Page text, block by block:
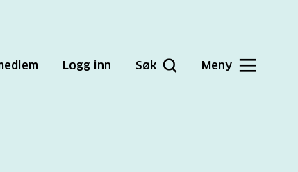
Logg inn Søk Meny